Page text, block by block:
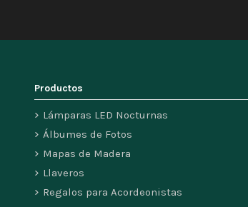
Productos
Lámparas LED Nocturnas
Álbumes de Fotos
Mapas de Madera
Llaveros
Regalos para Acordeonistas